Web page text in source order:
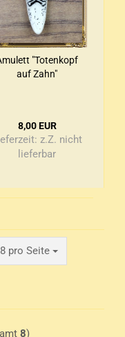
"To­ten­kopf
auf Zahn"
8,00 EUR
z.Z. nicht
lieferbar
8 pro Seite
pro Seite
8)